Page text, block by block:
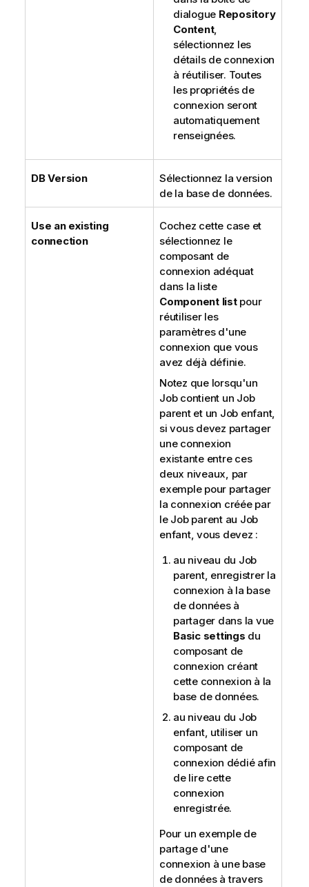
dialogue Repository
Content,
sélectionnez les
détails de connexion
à réutiliser. Toutes
les propriétés de
connexion seront
automatiquement
renseignées.
DB Version
Sélectionnez la version
de la base de données.
Use an existing
connection
Cochez cette case et
sélectionnez le
composant de
connexion adéquat
dans la liste
Component listpour
réutiliser les
paramètres d'une
connexion que vous
avez déjà définie.
Notez que lorsqu'un
Job contient un Job
parent et un Job enfant,
si vous devez partager
une connexion
existante entre ces
deux niveaux, par
exemple pour partager
la connexion créée par
le Job parent au Job
enfant, vous devez :
au niveau du Job
parent, enregistrer la
connexion à la base
de données à
partager dans la vue
Basic settings du
composant de
connexion créant
cette connexion à la
base de données.
au niveau du Job
enfant, utiliser un
composant de
connexion dédié afin
de lire cette
connexion
enregistrée.
Pour un exemple de
partage d'une
connexion à une base
de données à travers